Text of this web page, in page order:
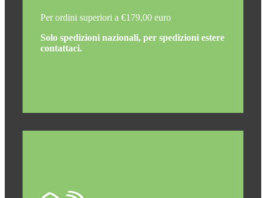
Per ordini superiori a €179,00 euro
Solo spedizioni nazionali, per spedizioni estere
contattaci.